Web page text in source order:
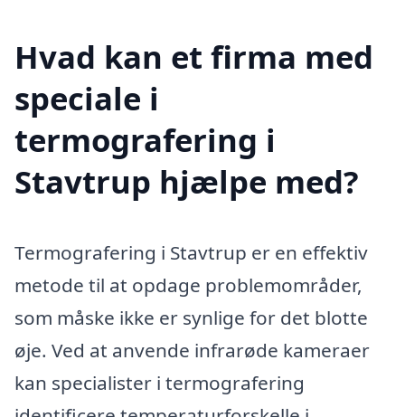
Hvad kan et firma med
speciale i
termografering i
Stavtrup hjælpe med?
Termografering i Stavtrup er en effektiv
metode til at opdage problemområder,
som måske ikke er synlige for det blotte
øje. Ved at anvende infrarøde kameraer
kan specialister i termografering